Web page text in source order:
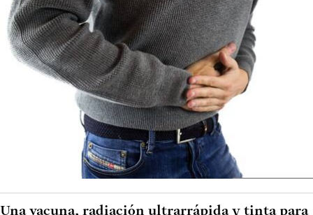
Una vacuna, radiación ultrarrápida y tinta para